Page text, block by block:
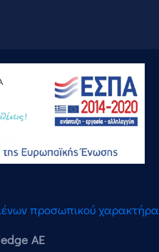
προσωπικού χαρακτήρα
AE